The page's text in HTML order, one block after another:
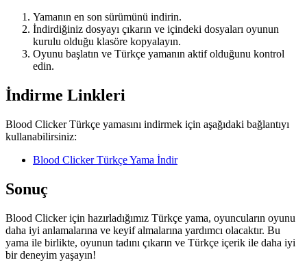
Yamanın en son sürümünü indirin.
İndirdiğiniz dosyayı çıkarın ve içindeki dosyaları oyunun
kurulu olduğu klasöre kopyalayın.
Oyunu başlatın ve Türkçe yamanın aktif olduğunu kontrol
edin.
İndirme Linkleri
Blood Clicker Türkçe yamasını indirmek için aşağıdaki bağlantıyı
kullanabilirsiniz:
Blood Clicker Türkçe Yama İndir
Sonuç
Blood Clicker için hazırladığımız Türkçe yama, oyuncuların oyunu
daha iyi anlamalarına ve keyif almalarına yardımcı olacaktır. Bu
yama ile birlikte, oyunun tadını çıkarın ve Türkçe içerik ile daha iyi
bir deneyim yaşayın!